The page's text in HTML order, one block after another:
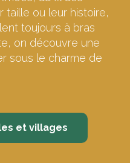
taille ou leur histoire,
toujours à bras
on découvre une
sous le charme de
et villages